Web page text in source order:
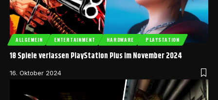
ALLGEMEIN ENTERTAINMENT HARDWARE PLAYSTATION
18 Spiele verlassen PlayStation Plus im November 2024
16. Oktober 2024